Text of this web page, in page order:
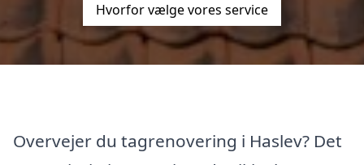
Hvorfor vælge vores service
Overvejer du tagrenovering i Haslev? Det